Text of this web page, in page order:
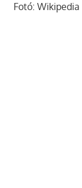
Fotó: Wikipedia